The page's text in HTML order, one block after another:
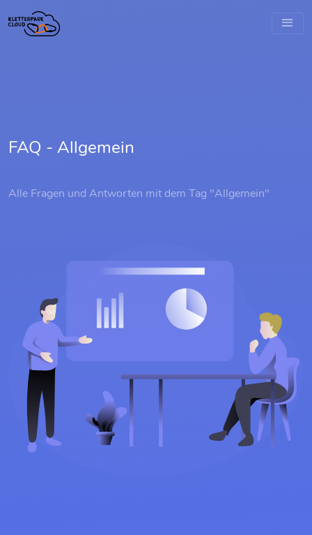
FAQ - Allgemein
Alle Fragen und Antworten mit dem Tag "Allgemein"